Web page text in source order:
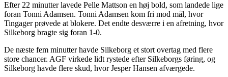
Efter 22 minutter lavede Pelle Mattson en høj bold, som landede lige
foran Tonni Adamsen. Tonni Adamsen kom fri mod mål, hvor
Tingager prøvede at blokere. Det endte desværre i en afretning, hvor
Silkeborg bragte sig foran 1-0.
De næste fem minutter havde Silkeborg et stort overtag med flere
store chancer. AGF virkede lidt rystede efter Silkeborgs føring, og
Silkeborg havde flere skud, hvor Jesper Hansen afværgede.